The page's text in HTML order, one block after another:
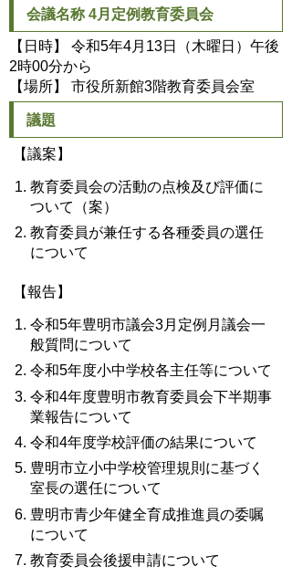
会議名称 4月定例教育委員会
【日時】 令和5年4月13日（木曜日）午後
2時00分から
【場所】 市役所新館3階教育委員会室
議題
【議案】
教育委員会の活動の点検及び評価に
ついて（案）
教育委員が兼任する各種委員の選任
について
【報告】
令和5年豊明市議会3月定例月議会一
般質問について
令和5年度小中学校各主任等について
令和4年度豊明市教育委員会下半期事
業報告について
令和4年度学校評価の結果について
豊明市立小中学校管理規則に基づく
室長の選任について
豊明市青少年健全育成推進員の委嘱
について
教育委員会後援申請について